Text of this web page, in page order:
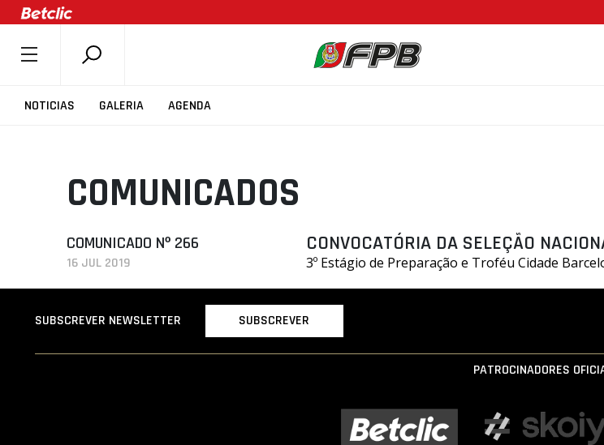
NOTICIAS GALERIA AGENDA
SOBRE A FPB
COMPETIÇÕES
ASSOCIAÇÕES
CLUBES
AGENTES
SELEÇÕES
MINIBASQUETE
COMUNICADOS
COMUNICADO Nº 266
16 JUL 2019
CONVOCATÓRIA DA SELEÇÃO
3º Estágio de Preparação e Troféu Cidade
SUBSCREVER NEWSLETTER SUBSCREVER
PATROCINADORES